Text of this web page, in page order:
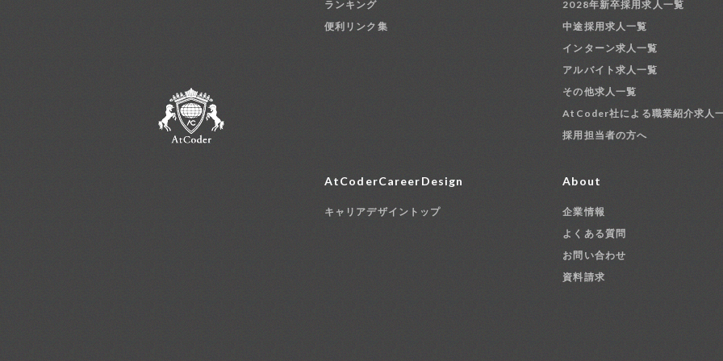
ランキング
便利リンク集
2028年新卒採用求人一覧
中途採用求人一覧
インターン求人一覧
アルバイト求人一覧
その他求人一覧
AtCoder社による職業紹介求人
採用担当者の方へ
AtCoderCareerDesign
キャリアデザイントップ
About
企業情報
よくある質問
お問い合わせ
資料請求